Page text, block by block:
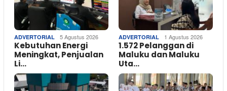
ADVERTORIAL 5 Agustus 2026
Kebutuhan Energi
Meningkat, Penjualan
Li…
ADVERTORIAL 1 Agustus 2026
1.572 Pelanggan di
Maluku dan Maluku
Uta…